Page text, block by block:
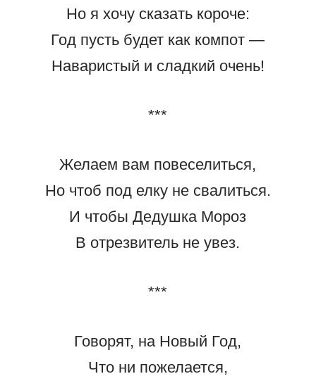
Но я хочу сказать короче:
Год пусть будет как компот —
Наваристый и сладкий очень!
***
Желаем вам повеселиться,
Но чтоб под елку не свалиться.
И чтобы Дедушка Мороз
В отрезвитель не увез.
***
Говорят, на Новый Год,
Что ни пожелается,